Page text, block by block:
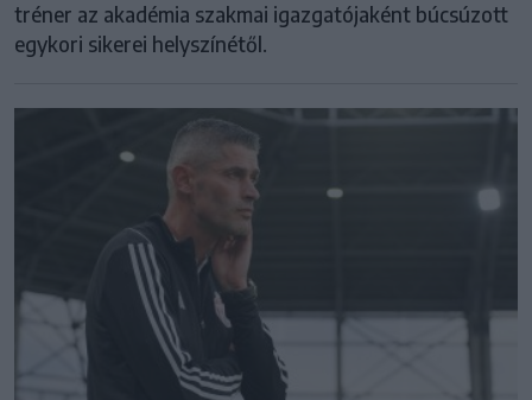
tréner az akadémia szakmai igazgatójaként búcsúzott
egykori sikerei helyszínétől.